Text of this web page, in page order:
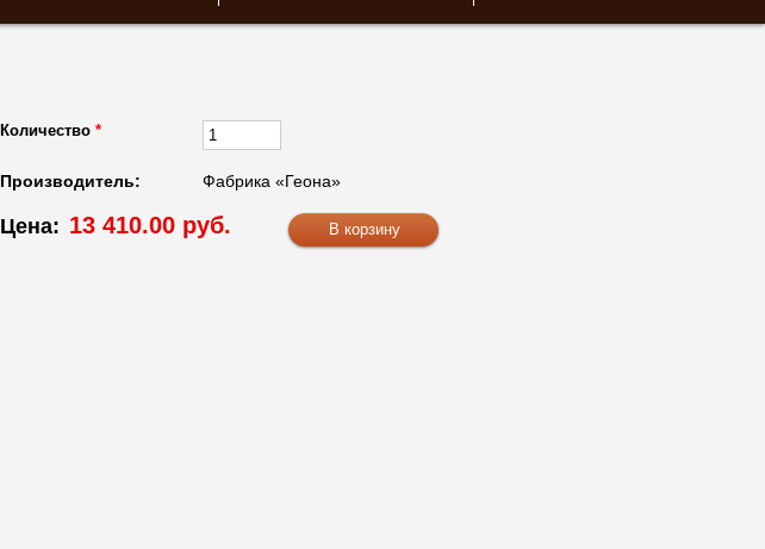
Количество *
Производитель: Фабрика «Геона»
Цена: 13 410.00 руб.